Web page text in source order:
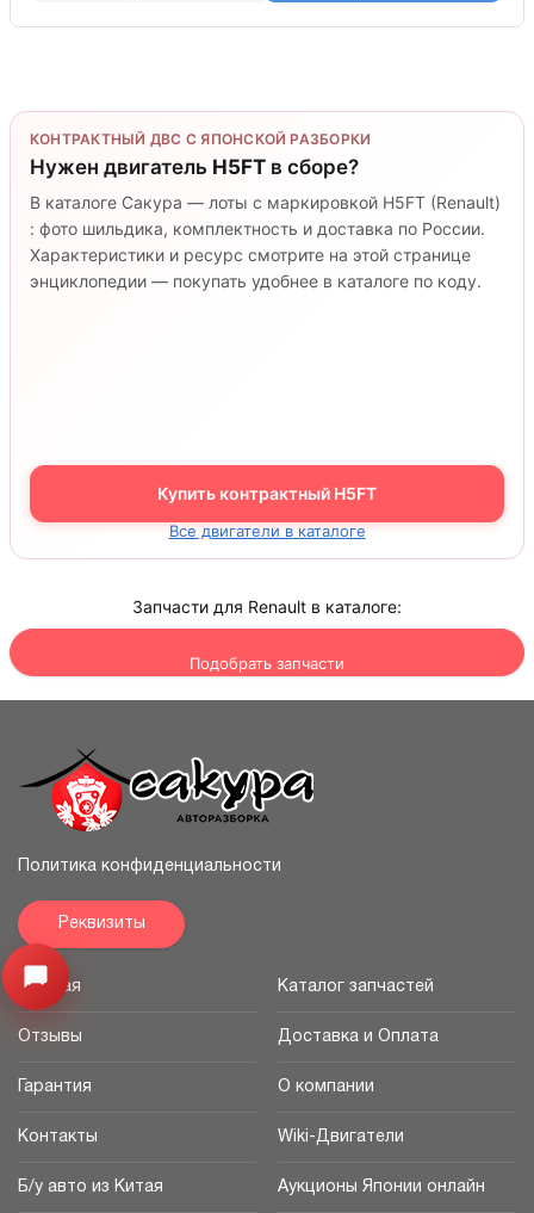
КОНТРАКТНЫЙ ДВС С ЯПОНСКОЙ РАЗБОРКИ
Нужен двигатель H5FT в сборе?
В каталоге Сакура — лоты с маркировкой H5FT (Renault)
: фото шильдика, комплектность и доставка по России.
Характеристики и ресурс смотрите на этой странице
энциклопедии — покупать удобнее в каталоге по коду.
Купить контрактный H5FT
Все двигатели в каталоге
Запчасти для Renault в каталоге:
Подобрать запчасти
Узнайте цену запчасти -> Открыть меню
Политика конфиденциальности
Реквизиты
Главная Каталог запчастей
Отзывы Доставка и Оплата
Гарантия О компании
Контакты Wiki-Двигатели
Б/у авто из Китая Аукционы Японии онлайн